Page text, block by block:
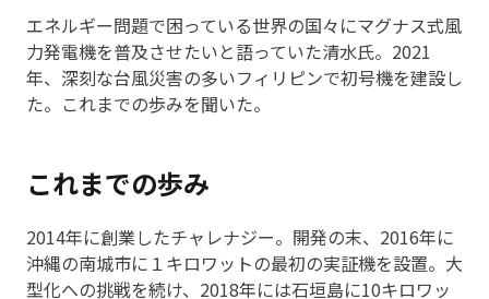
エネルギー問題で困っている世界の国々にマグナス式風
力発電機を普及させたいと語っていた清水氏。2021
年、深刻な台風災害の多いフィリピンで初号機を建設し
た。これまでの歩みを聞いた。
これまでの歩み
2014年に創業したチャレナジー。開発の末、2016年に
沖縄の南城市に１キロワットの最初の実証機を設置。大
型化への挑戦を続け、2018年には石垣島に10キロワッ